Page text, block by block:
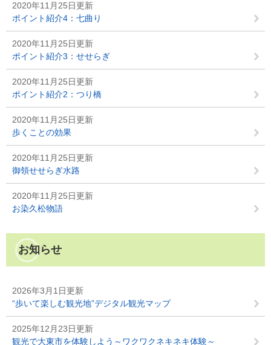
2020年11月25日更新
ポイント紹介4：七曲り
2020年11月25日更新
ポイント紹介3：せせらぎ
2020年11月25日更新
ポイント紹介2：つり橋
2020年11月25日更新
歩くことの効果
2020年11月25日更新
御領せせらぎ水路
2020年11月25日更新
お染久松物語
お知らせ
2026年3月1日更新
“歩いて楽しむ観光地”デジタル観光マップ
2025年12月23日更新
観光で大東市を体験しよう～ワクワクネキネキ体験～